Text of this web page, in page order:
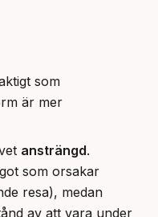
som
är mer
ansträngd.
som orsakar
resa), medan
av att vara under